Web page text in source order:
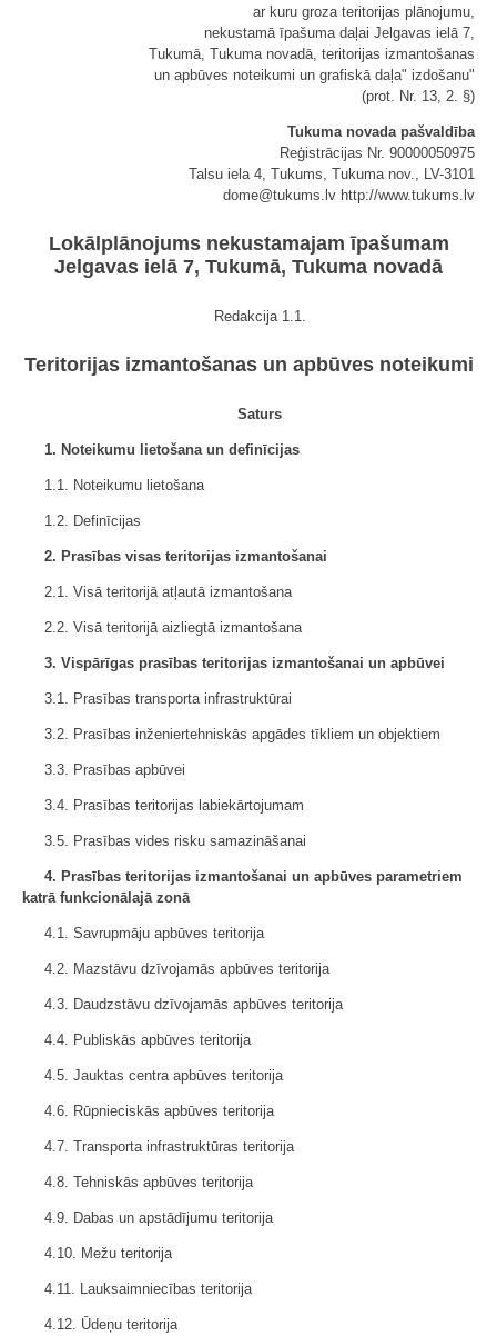
ar kuru groza teritorijas plānojumu,
nekustamā īpašuma daļai Jelgavas ielā 7,
Tukumā, Tukuma novadā, teritorijas izmantošanas
un apbūves noteikumi un grafiskā daļa" izdošanu"
(prot. Nr. 13, 2. §)
Tukuma novada pašvaldība
Reģistrācijas Nr. 90000050975
Talsu iela 4, Tukums, Tukuma nov., LV-3101
dome@tukums.lv http://www.tukums.lv
Lokālplānojums nekustamajam īpašumam
Jelgavas ielā 7, Tukumā, Tukuma novadā
Redakcija 1.1.
Teritorijas izmantošanas un apbūves noteikumi
Saturs
1. Noteikumu lietošana un definīcijas
1.1. Noteikumu lietošana
1.2. Definīcijas
2. Prasības visas teritorijas izmantošanai
2.1. Visā teritorijā atļautā izmantošana
2.2. Visā teritorijā aizliegtā izmantošana
3. Vispārīgas prasības teritorijas izmantošanai un apbūvei
3.1. Prasības transporta infrastruktūrai
3.2. Prasības inženiertehniskās apgādes tīkliem un objektiem
3.3. Prasības apbūvei
3.4. Prasības teritorijas labiekārtojumam
3.5. Prasības vides risku samazināšanai
4. Prasības teritorijas izmantošanai un apbūves parametriem
katrā funkcionālajā zonā
4.1. Savrupmāju apbūves teritorija
4.2. Mazstāvu dzīvojamās apbūves teritorija
4.3. Daudzstāvu dzīvojamās apbūves teritorija
4.4. Publiskās apbūves teritorija
4.5. Jauktas centra apbūves teritorija
4.6. Rūpnieciskās apbūves teritorija
4.7. Transporta infrastruktūras teritorija
4.8. Tehniskās apbūves teritorija
4.9. Dabas un apstādījumu teritorija
4.10. Mežu teritorija
4.11. Lauksaimniecības teritorija
4.12. Ūdeņu teritorija